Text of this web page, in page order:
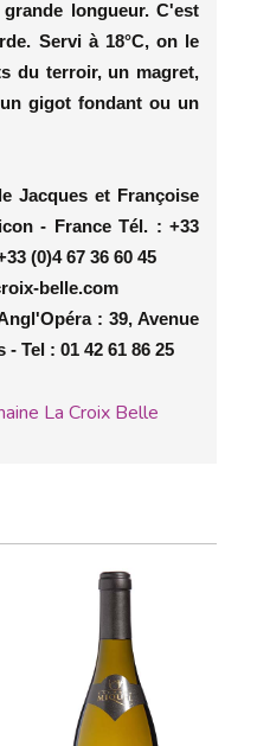
longueur. C'est
Servi à 18°C, on le
du terroir, un magret,
gigot fondant ou un
Jacques et Françoise
- France Tél. : +33
(0)4 67 36 60 45
belle.com
: 39, Avenue
Tel : 01 42 61 86 25
La Croix Belle